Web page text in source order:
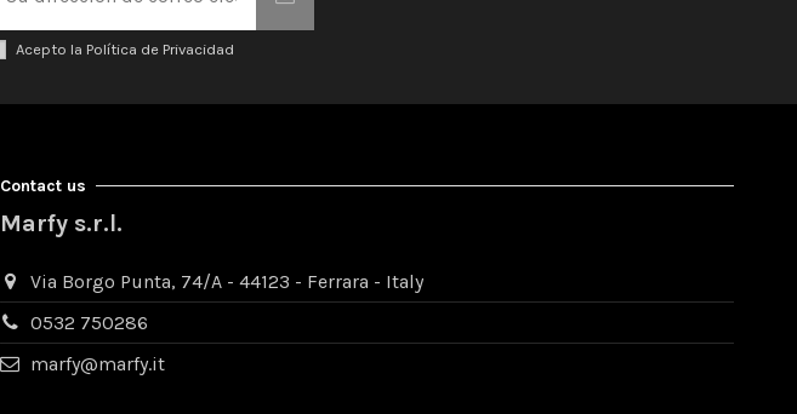
Acepto la Política de Privacidad
Contact us
Marfy s.r.l.
Via Borgo Punta, 74/A - 44123 - Ferrara - Italy
0532 750286
marfy@marfy.it